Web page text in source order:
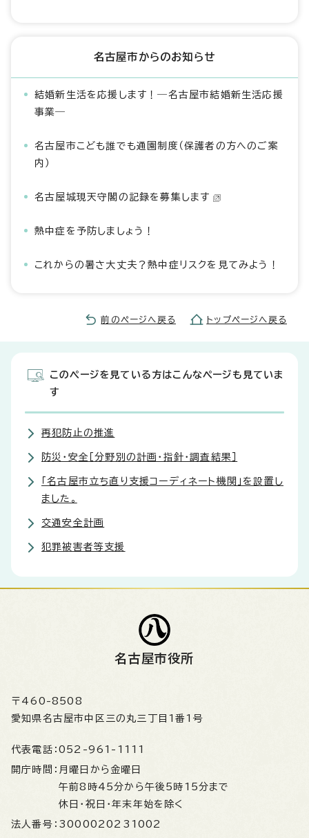
名古屋市からのお知らせ
結婚新生活を応援します！―名古屋市結婚新生活応援
事業―
名古屋市こども誰でも通園制度（保護者の方へのご案
内）
名古屋城現天守閣の記録を募集します
熱中症を予防しましょう！
これからの暑さ大丈夫？熱中症リスクを見てみよう！
前のページへ戻る トップページへ戻る
このページを見ている方はこんなページも見ていま
す
再犯防止の推進
防災・安全［分野別の計画・指針・調査結果］
「名古屋市立ち直り支援コーディネート機関」を設置し
ました。
交通安全計画
犯罪被害者等支援
名古屋市役所
〒460-8508
愛知県名古屋市中区三の丸三丁目1番1号
代表電話： 052-961-1111
開庁時間： 月曜日から金曜日
午前8時45分から午後5時15分まで
休日・祝日・年末年始を除く
法人番号： 3000020231002